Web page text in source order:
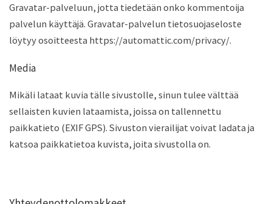
Gravatar-palveluun, jotta tiedetään onko kommentoija
palvelun käyttäjä. Gravatar-palvelun tietosuojaseloste
löytyy osoitteesta https://automattic.com/privacy/.
Media
Mikäli lataat kuvia tälle sivustolle, sinun tulee välttää
sellaisten kuvien lataamista, joissa on tallennettu
paikkatieto (EXIF GPS). Sivuston vierailijat voivat ladata ja
katsoa paikkatietoa kuvista, joita sivustolla on.